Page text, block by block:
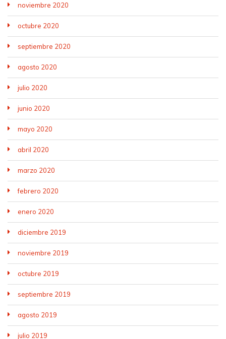
noviembre 2020
octubre 2020
septiembre 2020
agosto 2020
julio 2020
junio 2020
mayo 2020
abril 2020
marzo 2020
febrero 2020
enero 2020
diciembre 2019
noviembre 2019
octubre 2019
septiembre 2019
agosto 2019
julio 2019